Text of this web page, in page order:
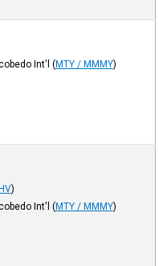
Int'l (MTY / MMMY)
)
Int'l (MTY / MMMY)